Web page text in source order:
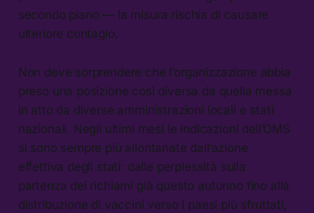
secondo piano — la misura rischia di causare
ulteriore contagio.
Non deve sorprendere che l’organizzazione abbia
preso una posizione così diversa da quella messa
in atto da diverse amministrazioni locali e stati
nazionali. Negli ultimi mesi le indicazioni dell’OMS
si sono sempre più allontanate dall’azione
effettiva degli stati: dalle perplessità sulla
partenza dei richiami già questo autunno fino alla
distribuzione di vaccini verso i paesi più sfruttati,